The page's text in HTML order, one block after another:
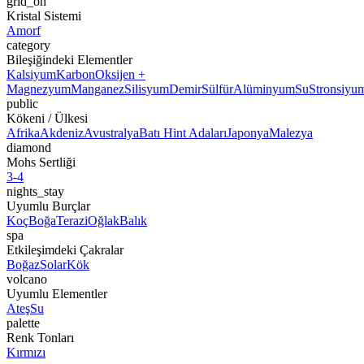
Kristal Sistemi
Amorf
category
Bileşiğindeki Elementler
KalsiyumKarbonOksijen +
MagnezyumManganezSilisyumDemirSülfürAlüminyumSu
public
Kökeni / Ülkesi
AfrikaAkdenizAvustralyaBatı Hint AdalarıJaponyaMalezya
diamond
Mohs Sertliği
3-4
nights_stay
Uyumlu Burçlar
KoçBoğaTeraziOğlakBalık
spa
Etkileşimdeki Çakralar
BoğazSolarKök
volcano
Uyumlu Elementler
AteşSu
palette
Renk Tonları
Kırmızı